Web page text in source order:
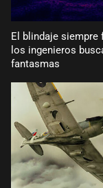
El blindaje siempre
los ingenieros
fantasmas